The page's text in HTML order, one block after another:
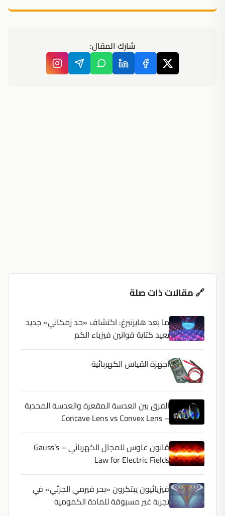
شارك المقال:
🔗 مقالات ذات صلة
ما بعد هايزنبرغ: اكتشاف «حد زمكاني» جديد
يعيد كتابة قوانين فيزياء الكم
أجهزة القياس الكهربائية
الفرق بين العدسة المقعرة والعدسة المحدبة
– Concave Lens vs Convex Lens
قانون غاوس للمجال الكهربائي – Gauss’s
Law for Electric Fields
فيزيائيون يبتكرون «بحر فيرمي الجزئي» في
تجربة غير مسبوقة للمادة الكمومية